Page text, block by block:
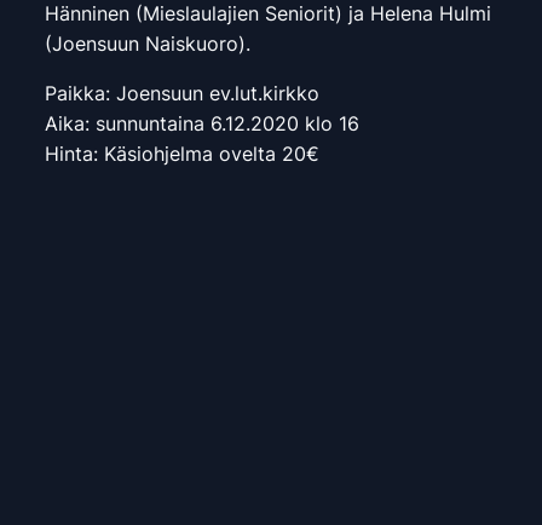
Hänninen (Mieslaulajien Seniorit) ja Helena Hulmi
(Joensuun Naiskuoro).
Paikka: Joensuun ev.lut.kirkko
Aika: sunnuntaina 6.12.2020 klo 16
Hinta: Käsiohjelma ovelta 20€